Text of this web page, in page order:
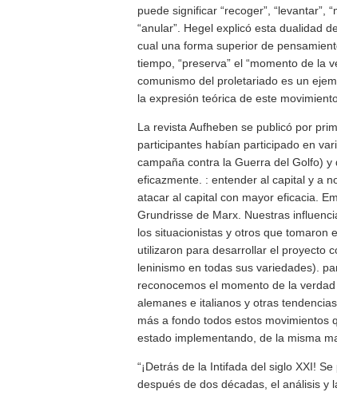
puede significar “recoger”, “levantar”,
“anular”. Hegel explicó esta dualidad
cual una forma superior de
tiempo, “preserva” el “momento de la
comunismo del proletariado es un
la expresión teórica de este
La revista Aufheben se publicó por
participantes habían participado en
campaña contra la Guerra del Golfo)
eficazmente. : entender al capital y a
atacar al capital con mayor eficacia.
Grundrisse de Marx. Nuestras
los situacionistas y otros que tomaron
utilizaron para desarrollar el proyecto
leninismo en todas sus variedades).
reconocemos el momento de la
alemanes e italianos y otras
más a fondo todos estos movimientos
estado implementando, de la misma
“¡Detrás de la Intifada del siglo XXI!
después de dos décadas, el análisis y